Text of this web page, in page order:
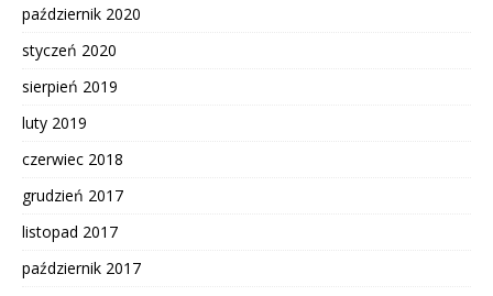
październik 2020
styczeń 2020
sierpień 2019
luty 2019
czerwiec 2018
grudzień 2017
listopad 2017
październik 2017